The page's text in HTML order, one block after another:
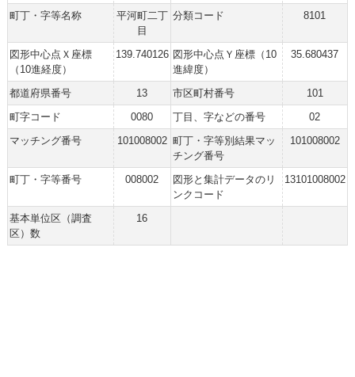
町丁・字等名称
平河町二丁
目
分類コード 8101
図形中心点Ｘ座標
（10進経度）
139.740126 図形中心点Ｙ座標（10
進緯度）
35.680437
都道府県番号 13 市区町村番号
101
町字コード
0080 丁目、字などの番号
02
マッチング番号
101008002 町丁・字等別結果マッ
チング番号
101008002
町丁・字等番号 008002
図形と集計データのリ
ンクコード
13101008002
基本単位区（調査
区）数
16